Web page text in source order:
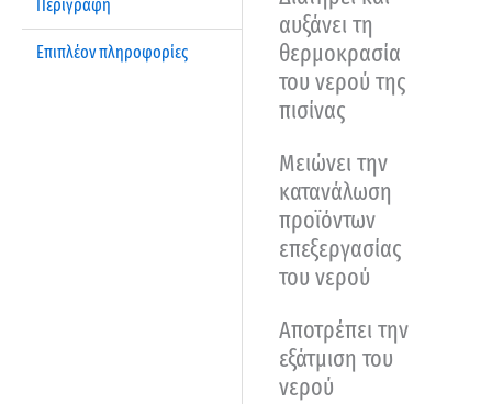
Περιγραφή
Επιπλέον πληροφορίες
αυξάνει τη
θερμοκρασία
του νερού της
πισίνας
Μειώνει την
κατανάλωση
προϊόντων
επεξεργασίας
του νερού
Αποτρέπει την
εξάτμιση του
νερού